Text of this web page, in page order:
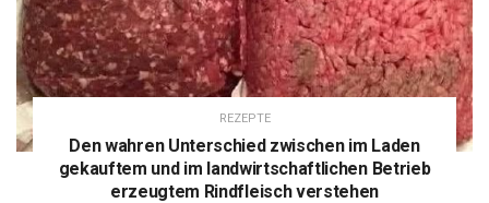
REZEPTE
Den wahren Unterschied zwischen im Laden
gekauftem und im landwirtschaftlichen Betrieb
erzeugtem Rindfleisch verstehen